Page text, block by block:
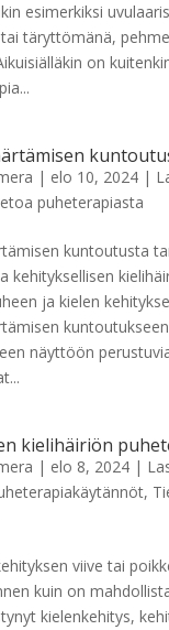
esimerkiksi
tai täryttömänä,
on
| elo 10, 2024|
puheterapiasta
kuntoutusta
kehityksellisen
ja kielen
näyttöön
kielihäiriön
| elo 8, 2024|
,
viive tai
kuin on
kielenkehitys,